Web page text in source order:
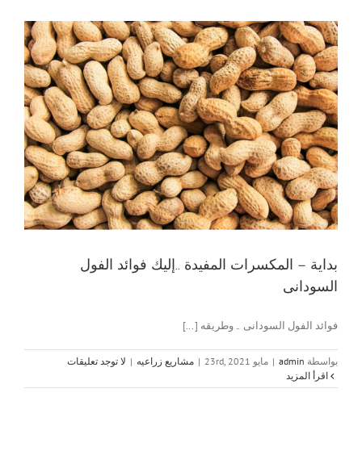
بداية – المكسرات المفيدة ..إليك فوائد الفول
السودانى
فوائد الفول السودانى .. وطريقه [...]
بواسطة admin
| مايو 23rd, 2021 | مشاريع زراعيه | لا توجد تعليقات